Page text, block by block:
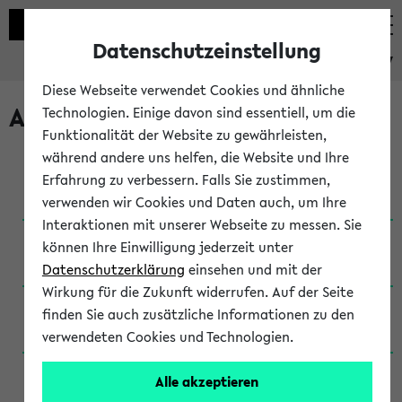
eKVV
Archivierte Studiengänge
Anglistik: British and American Studies / B.A.
(Einschreibung bis WiSe 16/17)
Anglistik: British and American Studies / B.A.
(Einschreibung bis SoSe 2015)
Anglistik: British and American Studies / B.A.
(Einschreibung bis SoSe 2013)
Anglistik: British and American Studies / Ba
(Einschreibung bis SoSe 2011)
Datenschutzeinstellung
Diese Webseite verwendet Cookies und ähnliche
Technologien. Einige davon sind essentiell, um die
Funktionalität der Website zu gewährleisten,
während andere uns helfen, die Website und Ihre
Erfahrung zu verbessern. Falls Sie zustimmen,
verwenden wir Cookies und Daten auch, um Ihre
Interaktionen mit unserer Webseite zu messen. Sie
können Ihre Einwilligung jederzeit unter
Datenschutzerklärung einsehen und mit der
Wirkung für die Zukunft widerrufen. Auf der Seite
finden Sie auch zusätzliche Informationen zu den
verwendeten Cookies und Technologien.
Alle akzeptieren